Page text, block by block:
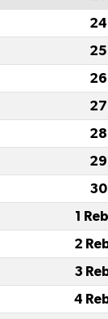
1
2
3
4